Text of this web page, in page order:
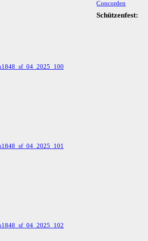
Concorden
Schützenfest: